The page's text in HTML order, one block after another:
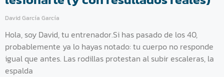
David García García
Hola, soy David, tu entrenador.Si has pasado de los 40,
probablemente ya lo hayas notado: tu cuerpo no responde
igual que antes. Las rodillas protestan al subir escaleras, la
espalda